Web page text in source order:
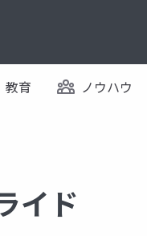
教育 ノウハウ
イド